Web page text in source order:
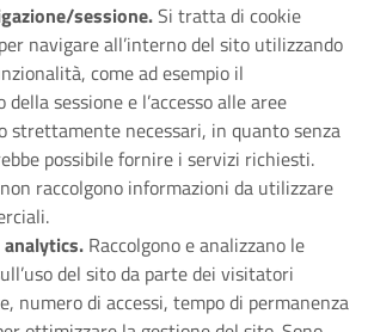
sessione.Si tratta di cookie
navigare all’interno del sito utilizzando
come ad esempio il
sessione e l’accesso alle aree
strettamente necessari, in quanto senza
possibile fornire i servizi richiesti.
raccolgono informazioni da utilizzare
Raccolgono e analizzano le
del sito da parte dei visitatori
numero di accessi, tempo di permanenza